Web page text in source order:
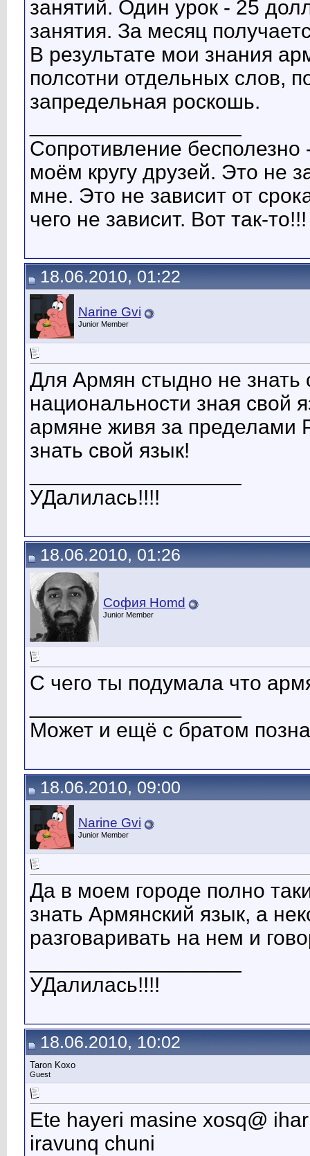
занятий. Один урок - 25
занятия. За месяц
В результате мои знания
полсотни отдельных слов,
запредельная роскошь.
Сопротивление
моём кругу друзей. Это не
мне. Это не зависит от
чего не зависит. Вот так-то!!!
18.06.2010, 01:22
Narine Gvi
Junior Member
Для Армян стыдно не знать
национальности зная свой
армяне живя за пределами
знать свой язык!
УДалилась!!!!
18.06.2010, 01:26
София Homd
Junior Member
С чего ты подумала что
Может и ещё с братом
18.06.2010, 09:00
Narine Gvi
Junior Member
Да в моем городе полно
знать Армянский язык, а
разговаривать на нем и
УДалилась!!!!
18.06.2010, 10:02
Taron Koxo
Guest
Ete hayeri masine xosq@
iravunq chuni